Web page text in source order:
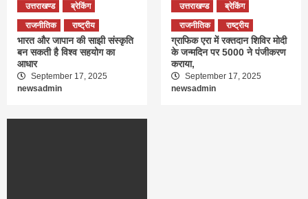
उत्तराखण्ड
ब्रेकिंग
राजनीतिक
राष्ट्रीय
भारत और जापान की साझी संस्कृति
बन सकती है विश्व सहयोग का
आधार
September 17, 2025
newsadmin
उत्तराखण्ड
ब्रेकिंग
राजनीतिक
राष्ट्रीय
ग्राफिक एरा में रक्तदान शिविर मोदी
के जन्मदिन पर 5000 ने पंजीकरण
कराया,
September 17, 2025
newsadmin